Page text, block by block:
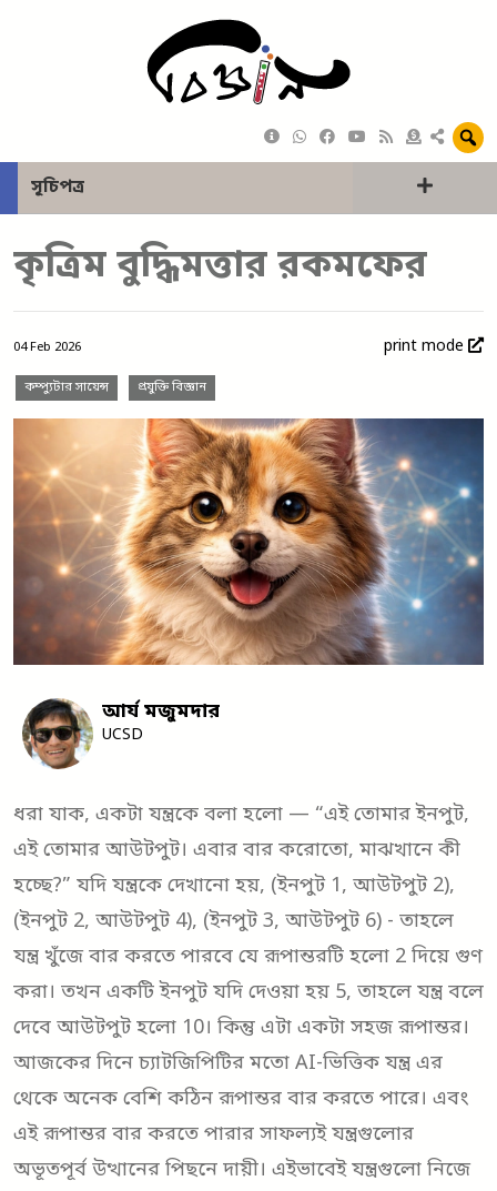
সূচিপত্র
কৃত্রিম বুদ্ধিমত্তার রকমফের
04 Feb 2026 print mode
কম্প্যুটার সায়েন্স প্রযুক্তি বিজ্ঞান
আর্য মজুমদার
UCSD
ধরা যাক, একটা যন্ত্রকে বলা হলো — “এই তোমার ইনপুট,
এই তোমার আউটপুট। এবার বার করোতো, মাঝখানে কী
হচ্ছে?” যদি যন্ত্রকে দেখানো হয়, (ইনপুট 1, আউটপুট 2),
(ইনপুট 2, আউটপুট 4), (ইনপুট 3, আউটপুট 6) - তাহলে
যন্ত্র খুঁজে বার করতে পারবে যে রূপান্তরটি হলো 2 দিয়ে গুণ
করা। তখন একটি ইনপুট যদি দেওয়া হয় 5, তাহলে যন্ত্র বলে
দেবে আউটপুট হলো 10। কিন্তু এটা একটা সহজ রূপান্তর।
আজকের দিনে চ্যাটজিপিটির মতো AI-ভিত্তিক যন্ত্র এর
থেকে অনেক বেশি কঠিন রূপান্তর বার করতে পারে। এবং
এই রূপান্তর বার করতে পারার সাফল্যই যন্ত্রগুলোর
অভূতপূর্ব উত্থানের পিছনে দায়ী। এইভাবেই যন্ত্রগুলো নিজে